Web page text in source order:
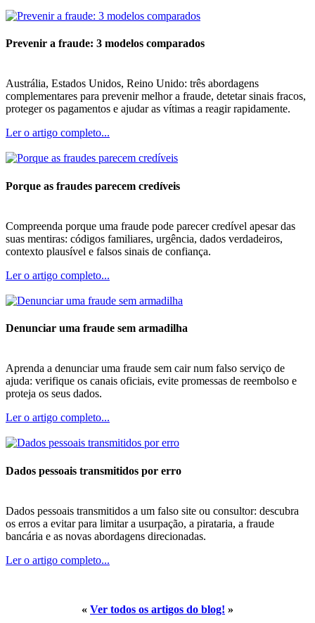
Prevenir a fraude: 3 modelos comparados
Austrália, Estados Unidos, Reino Unido: três abordagens
complementares para prevenir melhor a fraude, detetar sinais fracos,
proteger os pagamentos e ajudar as vítimas a reagir rapidamente.
Ler o artigo completo...
Porque as fraudes parecem credíveis
Compreenda porque uma fraude pode parecer credível apesar das
suas mentiras: códigos familiares, urgência, dados verdadeiros,
contexto plausível e falsos sinais de confiança.
Ler o artigo completo...
Denunciar uma fraude sem armadilha
Aprenda a denunciar uma fraude sem cair num falso serviço de
ajuda: verifique os canais oficiais, evite promessas de reembolso e
proteja os seus dados.
Ler o artigo completo...
Dados pessoais transmitidos por erro
Dados pessoais transmitidos a um falso site ou consultor: descubra
os erros a evitar para limitar a usurpação, a pirataria, a fraude
bancária e as novas abordagens direcionadas.
Ler o artigo completo...
« Ver todos os artigos do blog! »